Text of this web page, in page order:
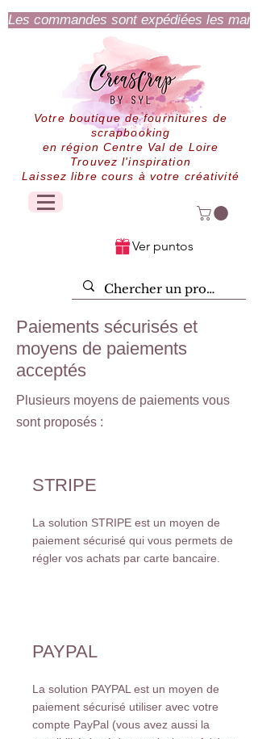
Les commandes sont expédiées les
Votre boutique de fournitures de
scrapbooking
en région Centre Val de Loire
Trouvez l'inspiration
Laissez libre cours à votre créativité
Ver puntos
Paiements sécurisés et
moyens de paiements
acceptés
Plusieurs moyens de paiements vous
sont proposés :
STRIPE
La solution STRIPE est un moyen de
paiement sécurisé qui vous permets de
régler vos achats par carte bancaire.
PAYPAL
La solution PAYPAL est un moyen de
paiement sécurisé utiliser avec votre
compte PayPal (vous avez aussi la